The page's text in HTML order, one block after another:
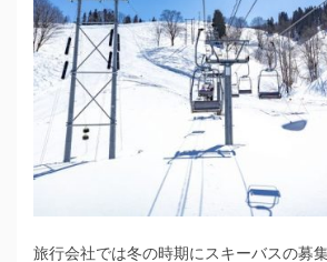
旅行会社では冬の時期にスキーバスの募